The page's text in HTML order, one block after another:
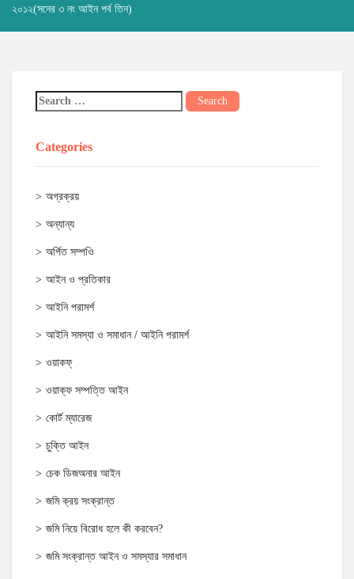
২০১২(সনের ৩ নং আইন পর্ব তিন)
Categories
অগ্রক্রয়
অন্যান্য
অর্পিত সম্পওি
আইন ও প্রতিকার
আইনি পরামর্শ
আইনি সমস্যা ও সমাধান / আইনি পরামর্শ
ওয়াকফ্
ওয়াক্‌ফ সম্পত্তি আইন
কোর্ট ম্যারেজ
চুক্তি আইন
চেক ডিজঅনার আইন
জমি ক্রয় সংক্রান্ত
জমি নিয়ে বিরোধ হলে কী করবেন?
জমি সংক্রান্ত আইন ও সমস্যার সমাধান